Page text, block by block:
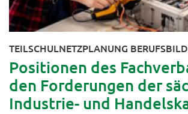
TEILSCHULNETZPLANUNG
Positionen des
den Forderungen der
Industrie- und